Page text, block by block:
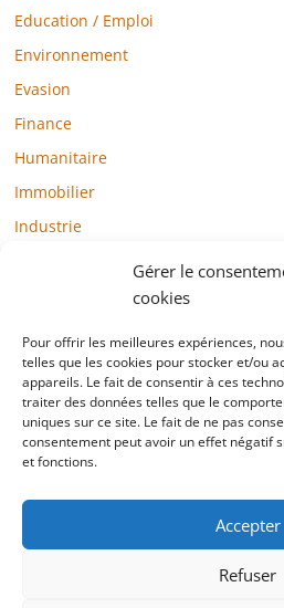
Gérer le
cookies
Pour offrir les meilleures expériences,
telles que les cookies pour stocker et/ou
appareils. Le fait de consentir à ces
traiter des données telles que le
uniques sur ce site. Le fait de ne pas
consentement peut avoir un effet négatif
et fonctions.
Accepter
Refuser
Education / Emploi
Environnement
Evasion
Finance
Humanitaire
Immobilier
Industrie
Mode / Beauté / Bien-être
Santé
Société
Sports
Technologie / Internet